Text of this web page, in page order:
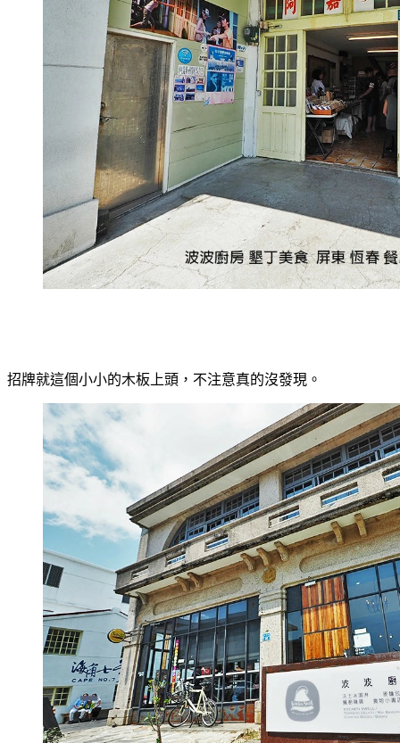
招牌就這個小小的木板上頭，不注意真的沒發現。